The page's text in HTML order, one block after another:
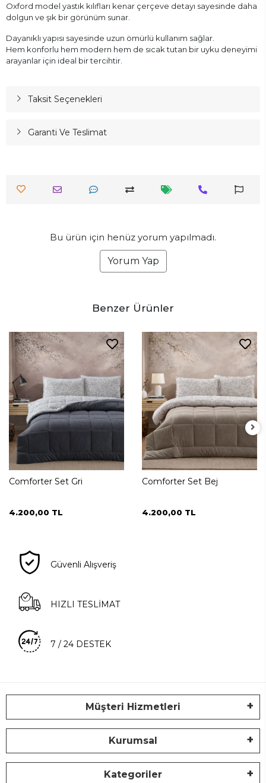
Oxford model yastık kılıfları kenar çerçeve detayı sayesinde daha
dolgun ve şık bir görünüm sunar.
Dayanıklı yapısı sayesinde uzun ömürlü kullanım sağlar.
Hem konforlu hem modern hem de sıcak tutan bir uyku deneyimi
arayanlar için ideal bir tercihtir.
Taksit Seçenekleri
Garanti Ve Teslimat
Bu ürün için henüz yorum yapılmadı.
Yorum Yap
Benzer Ürünler
Comforter Set Gri
4.200,00 TL
Comforter Set Bej
4.200,00 TL
Güvenli Alışveriş
HIZLI TESLİMAT
7 / 24 DESTEK
Müşteri Hizmetleri
Kurumsal
Kategoriler